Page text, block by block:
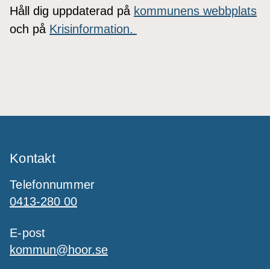
Håll dig uppdaterad på kommunens webbplats
och på Krisinformation.
Kontakt
Telefonnummer
0413-280 00
E-post
kommun@hoor.se